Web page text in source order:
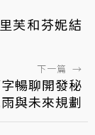
芙和芬妮結
下一篇 →
暢聊開發秘
與未來規劃